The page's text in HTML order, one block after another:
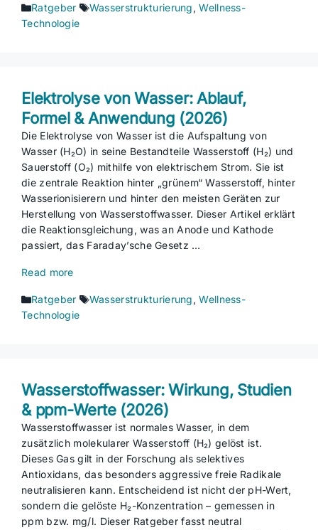
Kategorien
Ratgeber Schlagwörter
Wasserstrukturierung ,Wellness-
Technologie
Elektrolyse von Wasser: Ablauf,
Formel & Anwendung (2026)
Die Elektrolyse von Wasser ist die Aufspaltung von
Wasser (H₂O) in seine Bestandteile Wasserstoff (H₂) und
Sauerstoff (O₂) mithilfe von elektrischem Strom. Sie ist
die zentrale Reaktion hinter „grünem“ Wasserstoff, hinter
Wasserionisierern und hinter den meisten Geräten zur
Herstellung von Wasserstoffwasser. Dieser Artikel erklärt
die Reaktionsgleichung, was an Anode und Kathode
passiert, das Faraday’sche Gesetz …
Read more
Kategorien
Ratgeber Schlagwörter
Wasserstrukturierung ,Wellness-
Technologie
Wasserstoffwasser: Wirkung, Studien
& ppm-Werte (2026)
Wasserstoffwasser ist normales Wasser, in dem
zusätzlich molekularer Wasserstoff (H₂) gelöst ist.
Dieses Gas gilt in der Forschung als selektives
Antioxidans, das besonders aggressive freie Radikale
neutralisieren kann. Entscheidend ist nicht der pH-Wert,
sondern die gelöste H₂-Konzentration – gemessen in
ppm bzw. mg/l. Dieser Ratgeber fasst neutral